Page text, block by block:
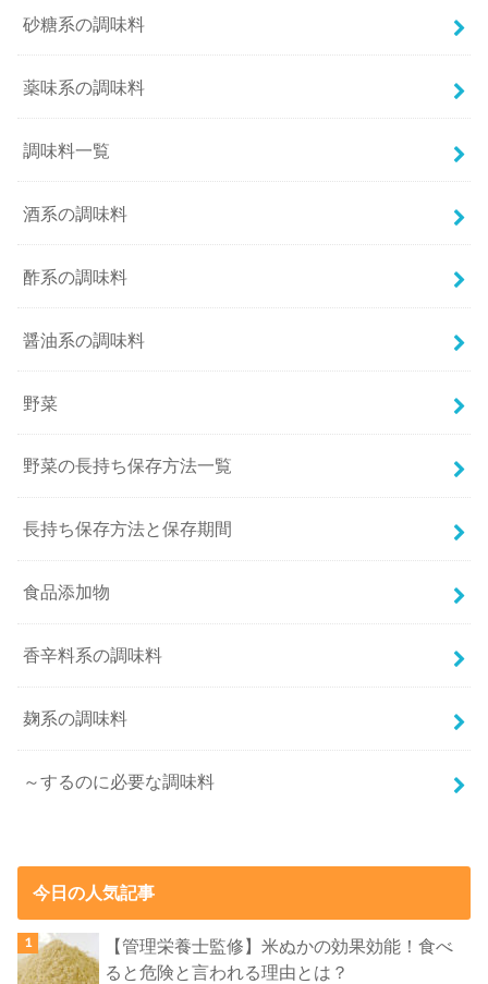
砂糖系の調味料
薬味系の調味料
調味料一覧
酒系の調味料
酢系の調味料
醤油系の調味料
野菜
野菜の長持ち保存方法一覧
長持ち保存方法と保存期間
食品添加物
香辛料系の調味料
麹系の調味料
～するのに必要な調味料
今日の人気記事
【管理栄養士監修】米ぬかの効果効能！食べ
ると危険と言われる理由とは？